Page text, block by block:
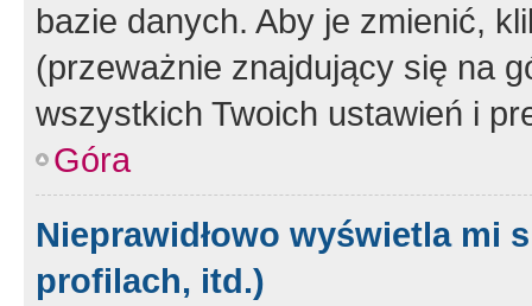
bazie danych. Aby je zmienić,
(przeważnie znajdujący się na
wszystkich Twoich ustawień i
Góra
Nieprawidłowo wyświetla mi
profilach, itd.)